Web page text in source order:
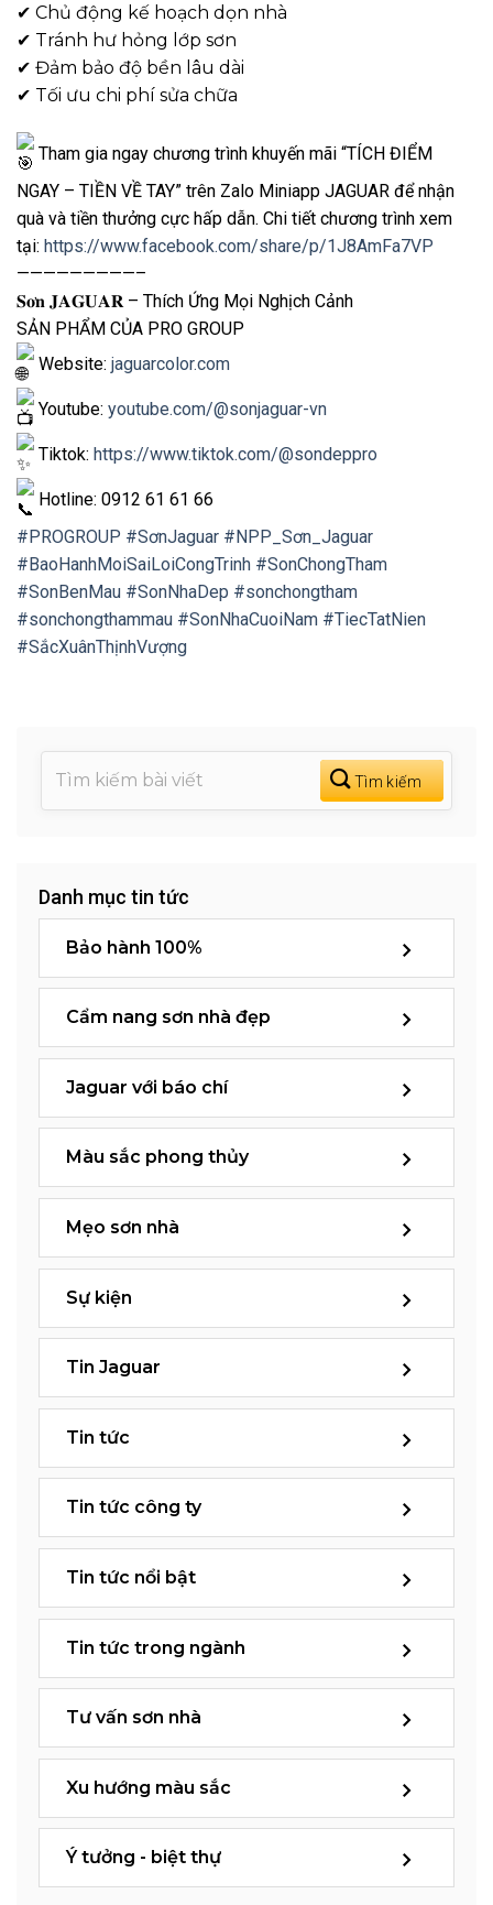
✔ Chủ động kế hoạch dọn nhà
✔ Tránh hư hỏng lớp sơn
✔ Đảm bảo độ bền lâu dài
✔ Tối ưu chi phí sửa chữa
Tham gia ngay chương trình khuyến mãi “TÍCH ĐIỂM
NGAY – TIỀN VỀ TAY” trên Zalo Miniapp JAGUAR để nhận
quà và tiền thưởng cực hấp dẫn. Chi tiết chương trình xem
tại: https://www.facebook.com/share/p/1J8AmFa7VP
—————————–
𝐒𝐨̛𝐧 𝐉𝐀𝐆𝐔𝐀𝐑 – Thích Ứng Mọi Nghịch Cảnh
SẢN PHẨM CỦA PRO GROUP
Website: jaguarcolor.com
Youtube: youtube.com/@sonjaguar-vn
Tiktok: https://www.tiktok.com/@sondeppro
Hotline: 0912 61 61 66
#PROGROUP #SơnJaguar #NPP_Sơn_Jaguar
#BaoHanhMoiSaiLoiCongTrinh #SonChongTham
#SonBenMau #SonNhaDep #sonchongtham
#sonchongthammau #SonNhaCuoiNam #TiecTatNien
#SắcXuânThịnhVượng
Danh mục tin tức
Bảo hành 100%
Cẩm nang sơn nhà đẹp
Jaguar với báo chí
Màu sắc phong thủy
Mẹo sơn nhà
Sự kiện
Tin Jaguar
Tin tức
Tin tức công ty
Tin tức nổi bật
Tin tức trong ngành
Tư vấn sơn nhà
Xu hướng màu sắc
Ý tưởng - biệt thự